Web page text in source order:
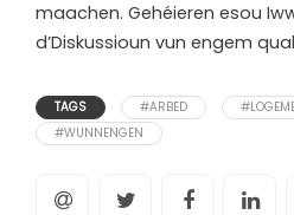
maachen. Gehéieren esou
d’Diskussioun vun engem
TAGS #ARBED
#WUNNENGEN